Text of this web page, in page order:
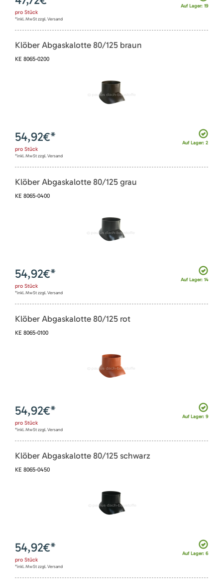
Auf Lager: 19
pro Stück
*inkl. MwSt zzgl. Versand
Klöber Abgaskalotte 80/125 braun
KE 8065-0200
Auf Lager: 2
54,92€*
pro Stück
*inkl. MwSt zzgl. Versand
Klöber Abgaskalotte 80/125 grau
KE 8065-0400
Auf Lager: 14
54,92€*
pro Stück
*inkl. MwSt zzgl. Versand
Klöber Abgaskalotte 80/125 rot
KE 8065-0100
Auf Lager: 9
54,92€*
pro Stück
*inkl. MwSt zzgl. Versand
Klöber Abgaskalotte 80/125 schwarz
KE 8065-0450
Auf Lager: 6
54,92€*
pro Stück
*inkl. MwSt zzgl. Versand